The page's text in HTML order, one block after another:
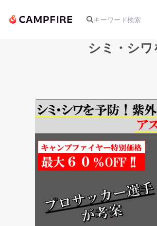
アート・写真
テクノロジー・ガ
映像・映画
ビジネス・起業
シミ・シ